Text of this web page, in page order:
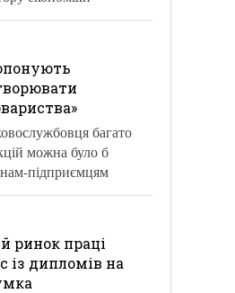
багато
можна було б
підприємцям
ринок праці
із дипломів на